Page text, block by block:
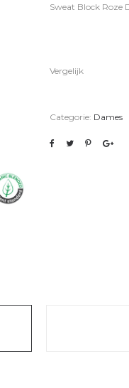
Sweat Block Roze
Vergelijk
Categorie: Dames